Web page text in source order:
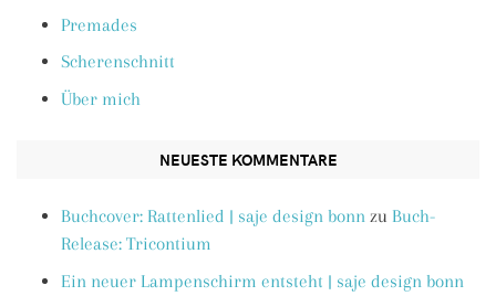
Premades
Scherenschnitt
Über mich
NEUESTE KOMMENTARE
Buchcover: Rattenlied | saje design bonn zu Buch-
Release: Tricontium
Ein neuer Lampenschirm entsteht | saje design bonn